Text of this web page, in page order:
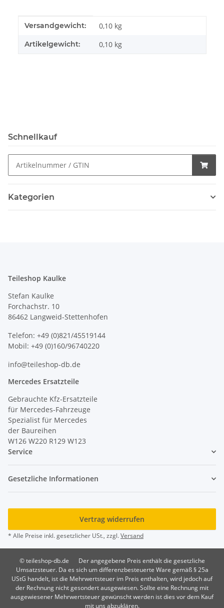
Produkteigenschaft
Wert
Versandgewicht: 0,10 kg
Artikelgewicht: 0,10 kg
Schnellkauf
Kategorien
Teileshop Kaulke
Stefan Kaulke
Forchachstr. 10
86462 Langweid-Stettenhofen
Telefon: +49 (0)821/45519144
Mobil: +49 (0)160/96740220
info@teileshop-db.de
Mercedes Ersatzteile
Gebrauchte Kfz-Ersatzteile
für Mercedes-Fahrzeuge
Spezialist für Mercedes
der Baureihen
W126 W220 R129 W123
Service
Gesetzliche Informationen
Vertrag widerrufen
* Alle Preise inkl. gesetzlicher USt., zzgl.Versand
© teileshop-db.de
Der angegebene Preis enthält die gesetzliche
Umsatzsteuer. Da es sich um differenzbesteuerte Ware gemäß § 25a
UStG handelt, ist die Mehrwertsteuer im Preis enthalten, wird jedoch auf
der Rechnung nicht gesondert ausgewiesen. Sollte eine Rechnung mit
ausgewiesener Mehrwertsteuer gewünscht werden ist dies vor dem Kauf
mit uns abzuklären.